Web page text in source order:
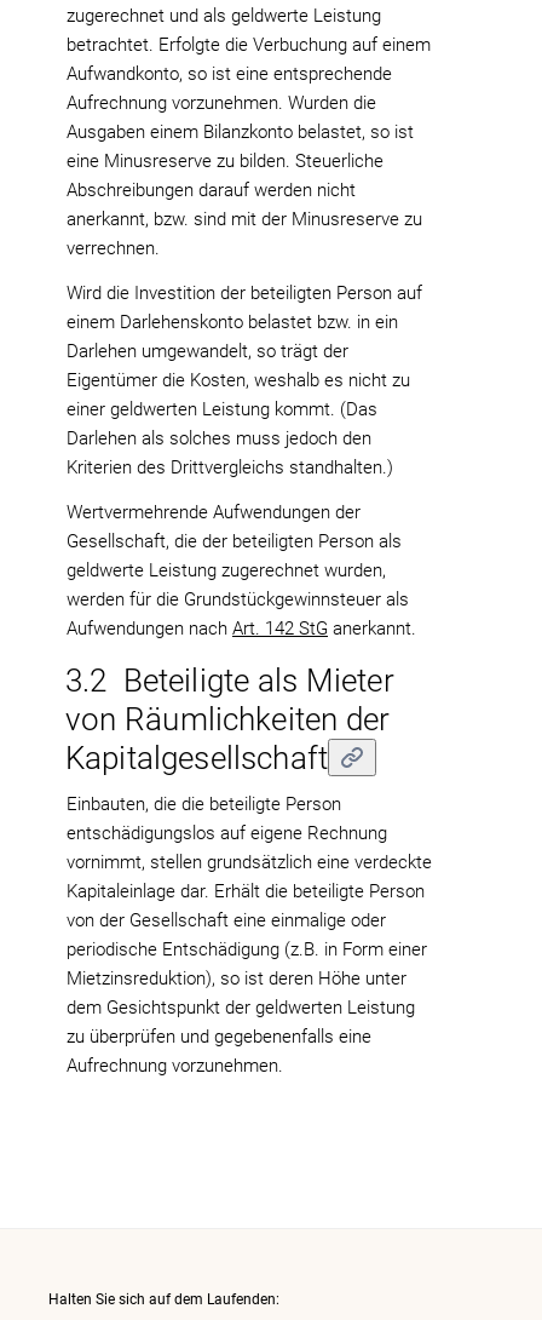
zugerechnet und als geldwerte Leistung
betrachtet. Erfolgte die Verbuchung auf einem
Aufwandkonto, so ist eine entsprechende
Aufrechnung vorzunehmen. Wurden die
Ausgaben einem Bilanzkonto belastet, so ist
eine Minusreserve zu bilden. Steuerliche
Abschreibungen darauf werden nicht
anerkannt, bzw. sind mit der Minusreserve zu
verrechnen.
Wird die Investition der beteiligten Person auf
einem Darlehenskonto belastet bzw. in ein
Darlehen umgewandelt, so trägt der
Eigentümer die Kosten, weshalb es nicht zu
einer geldwerten Leistung kommt. (Das
Darlehen als solches muss jedoch den
Kriterien des Drittvergleichs standhalten.)
Wertvermehrende Aufwendungen der
Gesellschaft, die der beteiligten Person als
geldwerte Leistung zugerechnet wurden,
werden für die Grundstückgewinnsteuer als
Aufwendungen nach Art. 142 StG anerkannt.
3.2 Beteiligte als Mieter
von Räumlichkeiten der
Kapitalgesellschaft
Einbauten, die die beteiligte Person
entschädigungslos auf eigene Rechnung
vornimmt, stellen grundsätzlich eine verdeckte
Kapitaleinlage dar. Erhält die beteiligte Person
von der Gesellschaft eine einmalige oder
periodische Entschädigung (z.B. in Form einer
Mietzinsreduktion), so ist deren Höhe unter
dem Gesichtspunkt der geldwerten Leistung
zu überprüfen und gegebenenfalls eine
Aufrechnung vorzunehmen.
Halten Sie sich auf dem Laufenden: